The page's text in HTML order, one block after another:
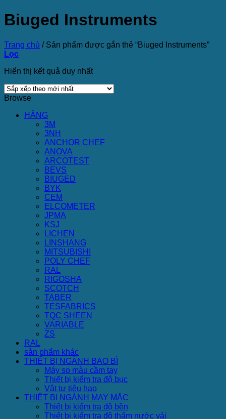
Biuged Instruments
Trang chủ /Sản phẩm được gắn thẻ “Biuged Instruments”
Lọc
Hiển thị kết quả duy nhất
Browse
HÃNG
3M
3NH
ANCHOR CHEF
ANOVA
ARCOTEST
BEVS
BIUGED
BYK
CEM
ELCOMETER
JPMA
KSJ
LICHEN
LINSHANG
MITSUBISHI
POLY CHEF
RAL
RIGOSHA
SCOTCH
TABER
TESFABRICS
TQC SHEEN
VARIABLE
ZS
RAL
sản phẩm khác
THIẾT BỊ NGÀNH BAO BÌ
Máy so màu cầm tay
Thiết bị kiểm tra độ bục
Vật tư tiêu hao
THIẾT BỊ NGÀNH MAY MẶC
Thiết bị kiểm tra độ bền
Thiết bị kiểm tra độ thấm nước vải